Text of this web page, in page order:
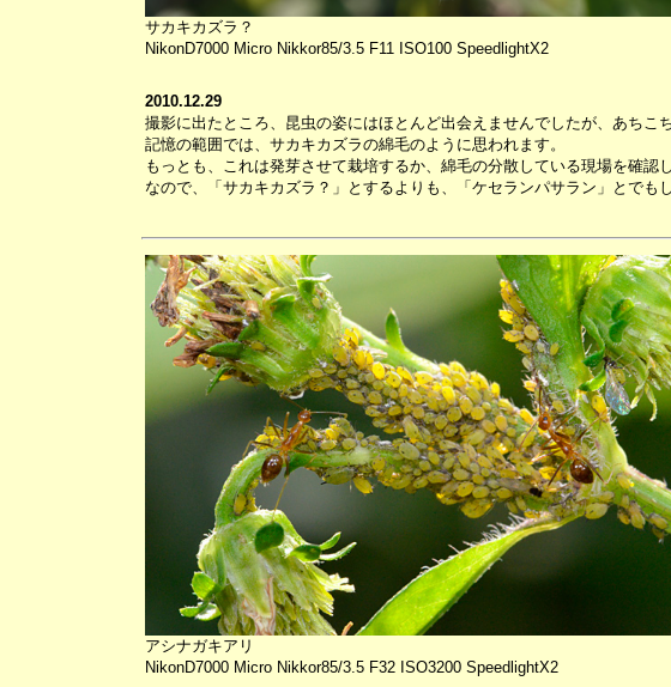
サカキカズラ？
NikonD7000 Micro Nikkor85/3.5 F11 ISO100 SpeedlightX2
2010.12.29
撮影に出たところ、昆虫の姿にはほとんど出会えませんでしたが、あちこ
記憶の範囲では、サカキカズラの綿毛のように思われます。
もっとも、これは発芽させて栽培するか、綿毛の分散している現場を確認
なので、「サカキカズラ？」とするよりも、「ケセランパサラン」とでも
アシナガキアリ
NikonD7000 Micro Nikkor85/3.5 F32 ISO3200 SpeedlightX2